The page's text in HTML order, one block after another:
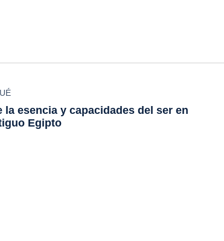
la esencia y capacidades del ser en
Egipto